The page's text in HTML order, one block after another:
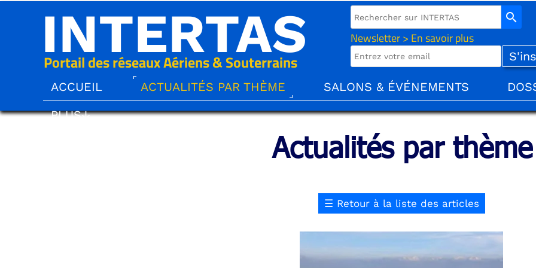
INTERTAS
Portail des réseaux Aériens & Souterrains
Newsletter > En savoir plus
search
ACCUEIL ACTUALITÉS PAR THÈME SALONS & ÉVÉNEMENTS
PLUS↓
Actualités par thème
☰ Retour à la liste des articles